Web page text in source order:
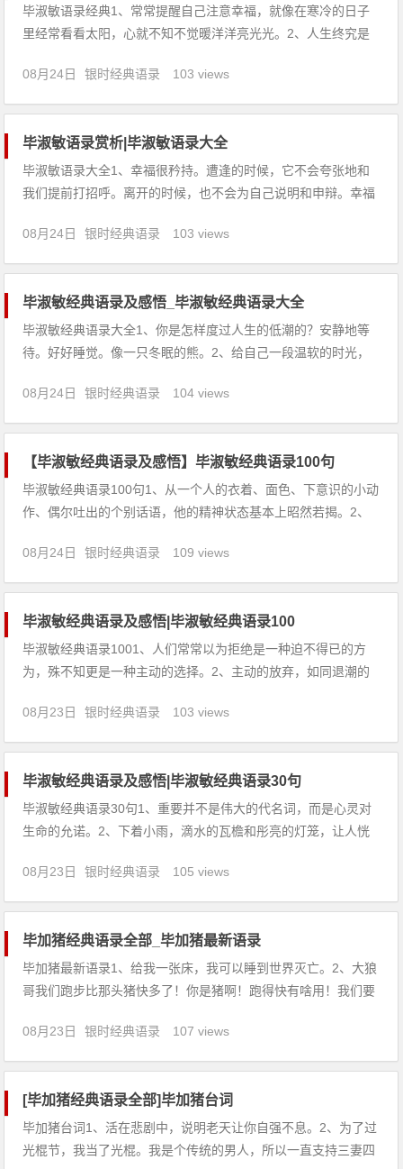
毕淑敏语录经典1、常常提醒自己注意幸福，就像在寒冷的日子
里经常看看太阳，心就不知不觉暖洋洋亮光光。2、人生终究是
现它别无他法。4、真正的自尊是建立在不断完善自己的地基之
上的，谎言只不是短暂的烟幕。5、注视的目光应该是宁静而安
08月24日 银时经典语录 103 views
毕淑敏语录赏析|毕淑敏语录大全
毕淑敏语录大全1、幸福很矜持。遭逢的时候，它不会夸张地和
我们提前打招呼。离开的时候，也不会为自己说明和申辩。幸福
的，未来是华美铺张的。将来是务实的，未来是缥缈的。将来是
有条不紊的，未来是浮想联翩的。将来是殚精竭虑的，未来是高
08月24日 银时经典语录 103 views
毕淑敏经典语录及感悟_毕淑敏经典语录大全
毕淑敏经典语录大全1、你是怎样度过人生的低潮的？安静地等
待。好好睡觉。像一只冬眠的熊。2、给自己一段温软的时光，
痛，好像徒手将一千块蜂窝煤搬上五楼。于是人们便发明了打人
的工具：戒尺、鞋底、鸡毛掸子。4、爱怕沉默。太多的人，以
08月24日 银时经典语录 104 views
【毕淑敏经典语录及感悟】毕淑敏经典语录100句
毕淑敏经典语录100句1、从一个人的衣着、面色、下意识的小动
作、偶尔吐出的个别话语，他的精神状态基本上昭然若揭。2、
是比丢弃更费心费时的历练。修补是比丢弃更精妙的技艺。3、
坚持把一件事弄明白不容易，始终把一件事不弄明白，坚持糊涂
08月24日 银时经典语录 109 views
毕淑敏经典语录及感悟|毕淑敏经典语录100
毕淑敏经典语录1001、人们常常以为拒绝是一种迫不得已的方
为，殊不知更是一种主动的选择。2、主动的放弃，如同退潮的
是你生命中最重要的礁石。3、愿我们都能被世界温暖相拥。4、
人生本没有什么意义，是我们身边人的情和爱让它有意义。5、
08月23日 银时经典语录 103 views
毕淑敏经典语录及感悟|毕淑敏经典语录30句
毕淑敏经典语录30句1、重要并不是伟大的代名词，而是心灵对
生命的允诺。2、下着小雨，滴水的瓦檐和彤亮的灯笼，让人恍
到专精，至少要经过1万个小时以上的学习或是训练。按每日5小
时浸淫其中，要2000天。按每年200个工作日算，需整整10年。
08月23日 银时经典语录 105 views
毕加猪经典语录全部_毕加猪最新语录
毕加猪最新语录1、给我一张床，我可以睡到世界灭亡。2、大狼
哥我们跑步比那头猪快多了！你是猪啊！跑得快有啥用！我们要
呗。4、一巴掌把你拍在墙上，扣都扣不下来。5、大狼哥你不是
混黑道的么！还愁没爱人！6、有妞不泡，大逆不道，见妞就
08月23日 银时经典语录 107 views
[毕加猪经典语录全部]毕加猪台词
毕加猪台词1、活在悲剧中，说明老天让你自强不息。2、为了过
光棍节，我当了光棍。我是个传统的男人，所以一直支持三妻四